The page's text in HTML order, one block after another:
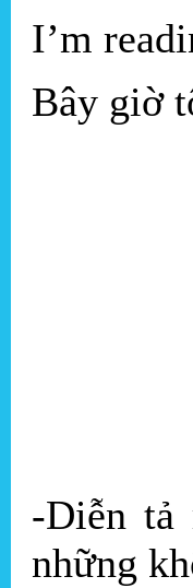
I’m
Bây giờ
-Diễn tả
những